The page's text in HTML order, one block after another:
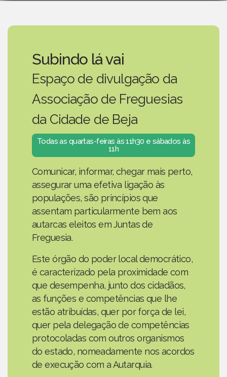
Subindo lá vai
Espaço de divulgação da
Associação de Freguesias
da Cidade de Beja
Todas as quartas-feiras às 11h30 e sábados às
11h
Comunicar, informar, chegar mais perto,
assegurar uma efetiva ligação às
populações, são princípios que
assentam particularmente bem aos
autarcas eleitos em Juntas de
Freguesia.
Este órgão do poder local democrático,
é caracterizado pela proximidade com
que desempenha, junto dos cidadãos,
as funções e competências que lhe
estão atribuídas, quer por força de lei,
quer pela delegação de competências
protocoladas com outros organismos
do estado, nomeadamente nos acordos
de execução com a Autarquia.